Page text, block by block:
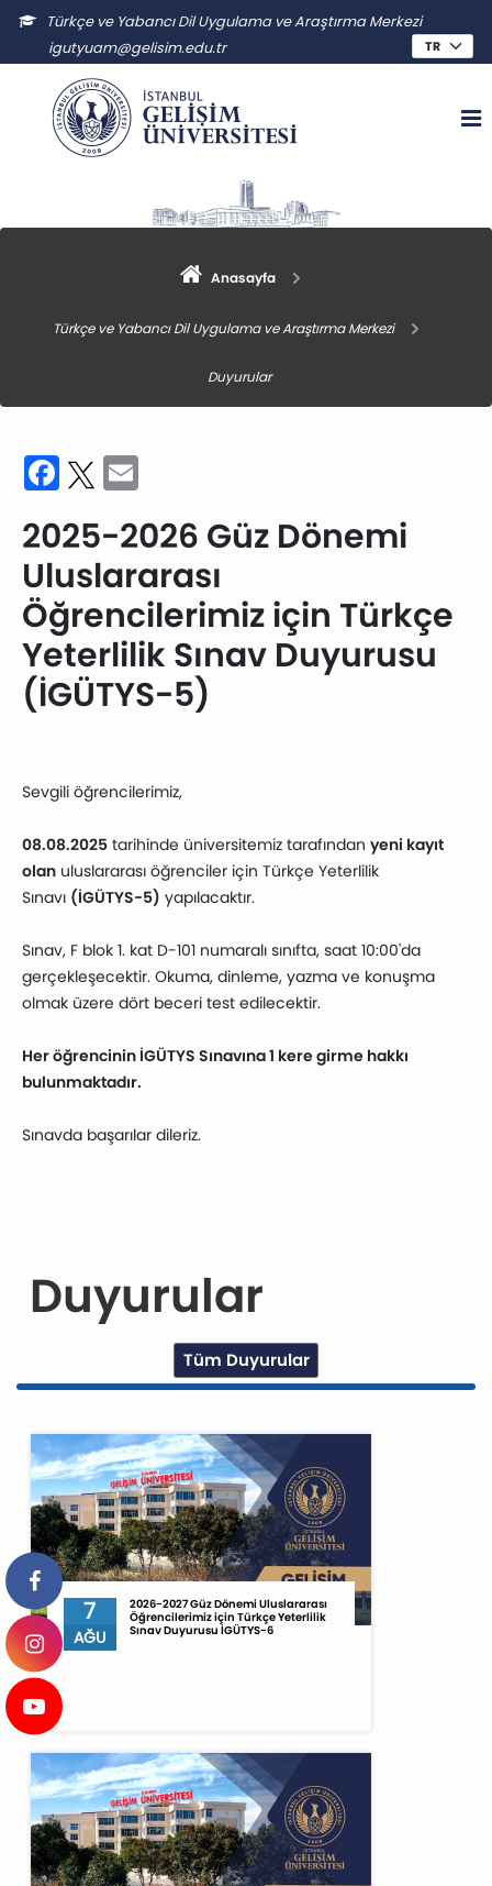
Türkçe ve Yabancı Dil Uygulama ve Araştırma Merkezi
igutyuam@gelisim.edu.tr
Anasayfa
Türkçe ve Yabancı Dil Uygulama ve Araştırma Merkezi
Duyurular
Facebook
Twitter
2025-2026 Güz Dönemi
Uluslararası
Öğrencilerimiz için Türkçe
Yeterlilik Sınav Duyurusu
(İGÜTYS-5)
Sevgili öğrencilerimiz,
08.08.2025 tarihinde üniversitemiz tarafından yeni kayıt
olan uluslararası öğrenciler için Türkçe Yeterlilik
Sınavı (İGÜTYS-5) yapılacaktır.
Sınav, F blok 1. kat D-101 numaralı sınıfta, saat 10:00'da
gerçekleşecektir. Okuma, dinleme, yazma ve konuşma
olmak üzere dört beceri test edilecektir.
Her öğrencinin İGÜTYS Sınavına 1 kere girme hakkı
bulunmaktadır.
Sınavda başarılar dileriz.
Duyurular
Tüm Duyurular
7
AĞU
2026-2027 Güz Dönemi Uluslararası
Öğrencilerimiz için Türkçe Yeterlilik
Sınav Duyurusu İGÜTYS-6